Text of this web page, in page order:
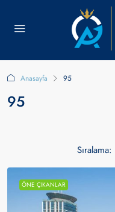
Anasayfa 95
95
Sıralama:
ÖNE ÇIKANLAR